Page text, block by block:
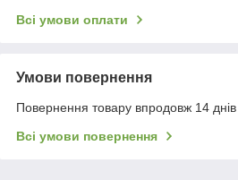
Всі умови оплати
Умови повернення
Повернення товару впродовж 14
Всі умови повернення